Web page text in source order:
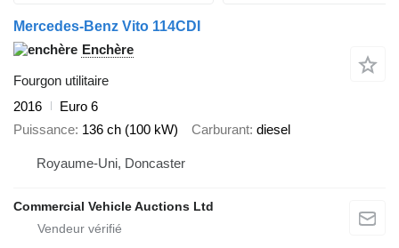
Mercedes-Benz Vito 114CDI
Enchère
Fourgon utilitaire
2016
Euro 6
Puissance 136 ch (100 kW) Carburant diesel
Royaume-Uni, Doncaster
Commercial Vehicle Auctions Ltd